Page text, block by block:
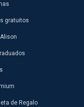
gratuitos
de Regalo